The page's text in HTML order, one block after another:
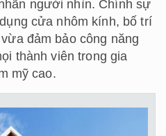
người nhìn. Chính sự
cửa nhôm kính, bố trí
đảm bảo công năng
thành viên trong gia
mỹ cao.